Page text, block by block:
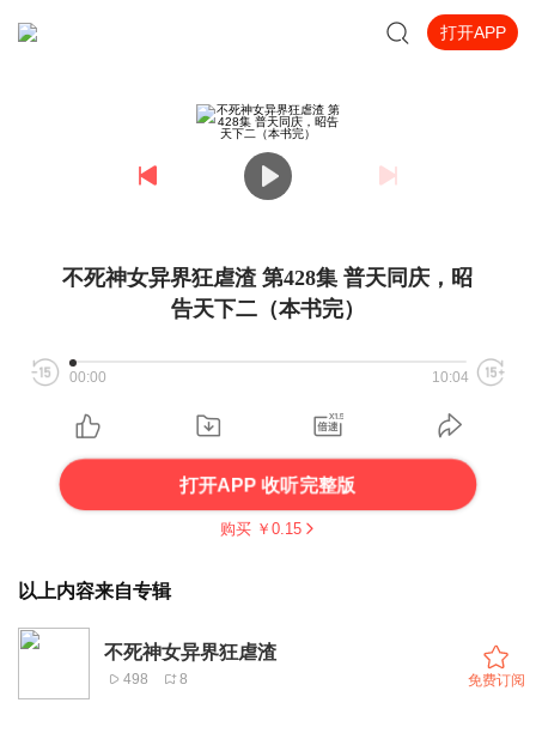
打开APP
不死神女异界狂虐渣 第428集 普天同庆，昭
告天下二（本书完）
00:00 10:04
打开APP 收听完整版
购买 ￥ 0.15
以上内容来自专辑
不死神女异界狂虐渣
498 8 免费订阅